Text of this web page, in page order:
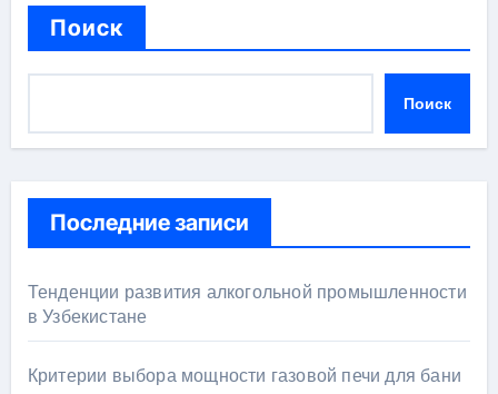
Поиск
Поиск
Последние записи
Тенденции развития алкогольной промышленности
в Узбекистане
Критерии выбора мощности газовой печи для бани